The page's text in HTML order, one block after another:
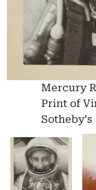
Mercury
Print of
Sotheby’s